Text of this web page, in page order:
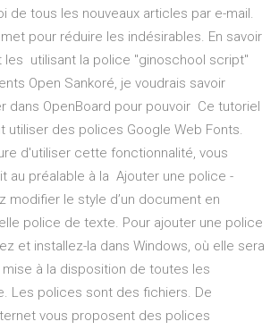
de tous les nouveaux articles par e-mail.
pour réduire les indésirables. En savoir
les utilisant la police "ginoschool script"
Open Sankoré, je voudrais savoir
dans OpenBoard pour pouvoir Ce tutoriel
utiliser des polices Google Web Fonts.
d'utiliser cette fonctionnalité, vous
au préalable à la Ajouter une police -
modifier le style d’un document en
police de texte. Pour ajouter une police
et installez-la dans Windows, où elle sera
à la disposition de toutes les
Les polices sont des fichiers. De
vous proposent des polices